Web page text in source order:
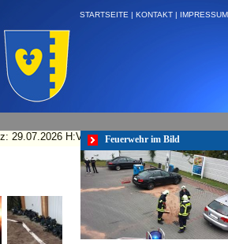
STARTSEITE | KONTAKT |
H:VU Klemm, Stolzenhagen + + +
Feuerwehr im Bild